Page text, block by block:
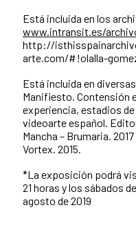
Está incluida en los
www.intransit.es/
http://
arte.com/#!olalla-
Está incluida en
Manifiesto. Contensión
experiencia, estadios
videoarte español.
Mancha – Brumaria.
Vortex. 2015.
*La exposición podrá
21 horas y los sábados
agosto de 2019